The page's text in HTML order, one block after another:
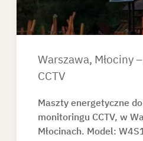
Warszawa, Młociny
CCTV
Maszty energetyczne
monitoringu CCTV, w
Młocinach. Model: